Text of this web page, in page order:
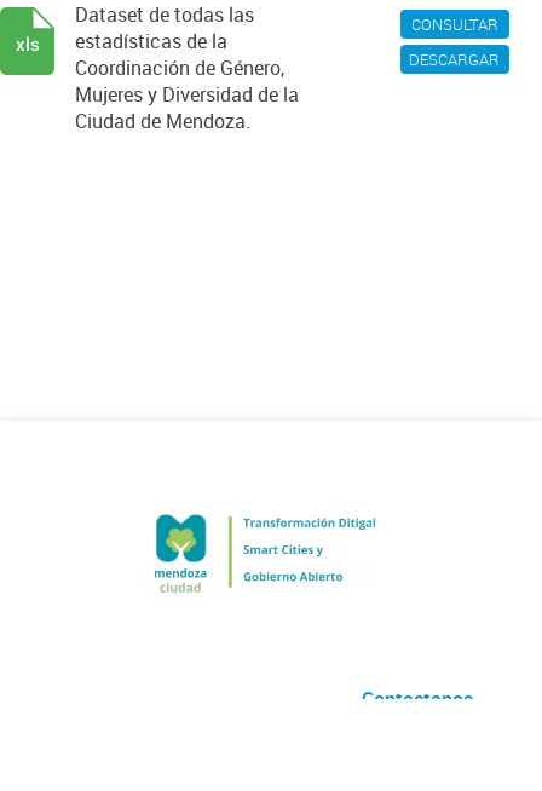
CONSULTAR
DESCARGAR
Dataset de todas las
estadísticas de la
Coordinación de Género,
Mujeres y Diversidad de la
Ciudad de Mendoza.
xls
Contactanos